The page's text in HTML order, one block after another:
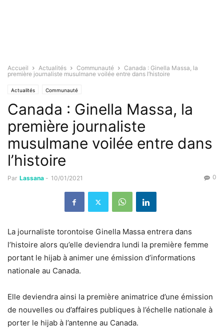
Accueil Actualités Communauté
Canada : Ginella Massa, la
première journaliste musulmane voilée entre dans l’histoire
Actualités Communauté
Canada : Ginella Massa, la
première journaliste
musulmane voilée entre dans
l’histoire
Par Lassana - 10/01/2021 0
La journaliste torontoise Ginella Massa entrera dans
l’histoire alors qu’elle deviendra lundi la première femme
portant le hijab à animer une émission d’informations
nationale au Canada.
Elle deviendra ainsi la première animatrice d’une émission
de nouvelles ou d’affaires publiques à l’échelle nationale à
porter le hijab à l’antenne au Canada.